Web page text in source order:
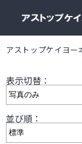
アストップケイヨー
表示切替：
並び順：